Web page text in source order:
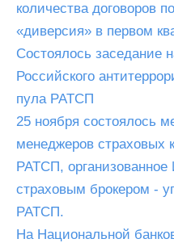
количества договоров
«диверсия» в первом
Состоялось заседание
Российского
пула РАТСП
25 ноября состоялось
менеджеров страховых
РАТСП,
страховым брокером -
РАТСП.
На Национальной